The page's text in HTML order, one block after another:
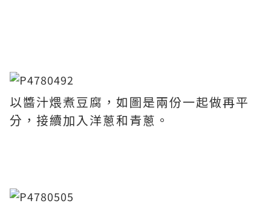
以醬汁煨煮豆腐，如圖是兩份一起做再平
分，接續加入洋蔥和青蔥。